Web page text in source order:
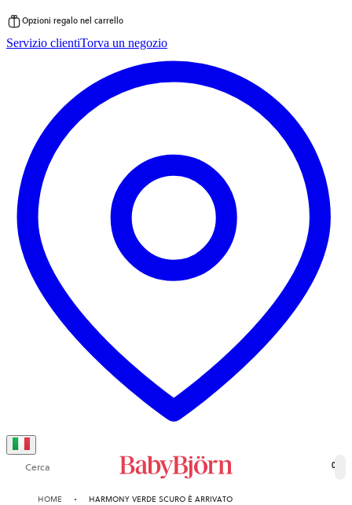
al
Opzioni regalo nel carrello
Servizio clientiTorva un negozio
Cerca 0
HOME HARMONY VERDE SCURO È ARRIVATO